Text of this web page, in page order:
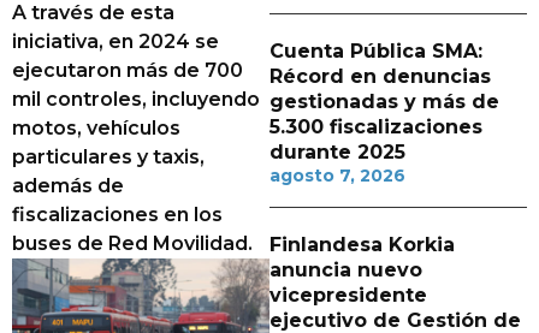
A través de esta
iniciativa, en 2024 se
ejecutaron más de 700
mil controles, incluyendo
motos, vehículos
particulares y taxis,
además de
fiscalizaciones en los
buses de Red Movilidad.
Cuenta Pública SMA:
Récord en denuncias
gestionadas y más de
5.300 fiscalizaciones
durante 2025
agosto 7, 2026
Finlandesa Korkia
anuncia nuevo
vicepresidente
ejecutivo de Gestión de